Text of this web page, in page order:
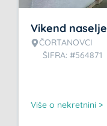
Vikend naselje
ČORTANOVCI
ŠIFRA: #564871
Više o nekretnini >